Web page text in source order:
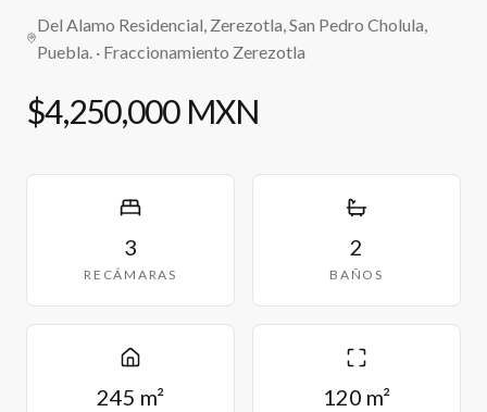
Del Alamo Residencial, Zerezotla, San Pedro Cholula,
Puebla. · Fraccionamiento Zerezotla
$4,250,000 MXN
3
RECÁMARAS
2
BAÑOS
245 m² 120 m²